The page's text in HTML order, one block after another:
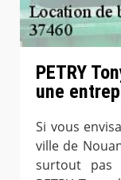
PETRY
une
Si vous
ville de
surtout pas